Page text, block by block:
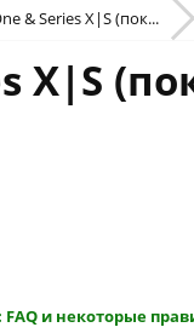
& Series X|S (пок...
X|S
и некоторые